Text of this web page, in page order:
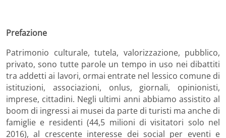
Prefazione
Patrimonio culturale, tutela, valorizzazione, pubblico,
privato, sono tutte parole un tempo in uso nei dibattiti
tra addetti ai lavori, ormai entrate nel lessico comune di
istituzioni, associazioni, onlus, giornali, opinionisti,
imprese, cittadini. Negli ultimi anni abbiamo assistito al
boom di ingressi ai musei da parte di turisti ma anche di
famiglie e residenti (44,5 milioni di visitatori solo nel
2016), al crescente interesse dei social per eventi e